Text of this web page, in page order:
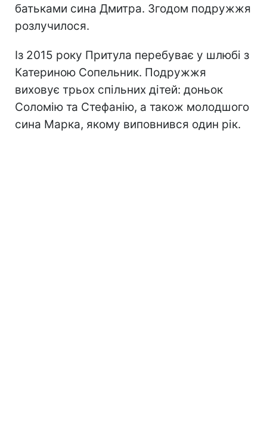
батьками сина Дмитра. Згодом подружжя
розлучилося.
Із 2015 року Притула перебуває у шлюбі з
Катериною Сопельник. Подружжя
виховує трьох спільних дітей: доньок
Соломію та Стефанію, а також молодшого
сина Марка, якому виповнився один рік.